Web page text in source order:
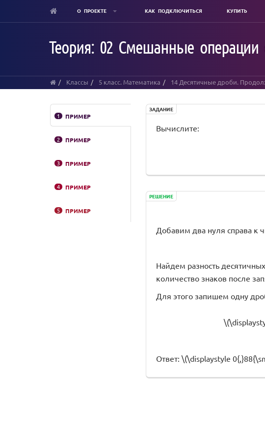
О ПРОЕКТЕ КАК ПОДКЛЮЧИТЬСЯ КУПИТЬ
Теория: 02 Смешанные
Классы 5 класс. Математика 14 Десятичные дроби.
1 ПРИМЕР
2 ПРИМЕР
3 ПРИМЕР
4 ПРИМЕР
5 ПРИМЕР
ЗАДАНИЕ
Вычислите:
РЕШЕНИЕ
Добавим два нуля справа к
Найдем разность
количество знаков после
Для этого запишем одну
Ответ: \(\displaystyle